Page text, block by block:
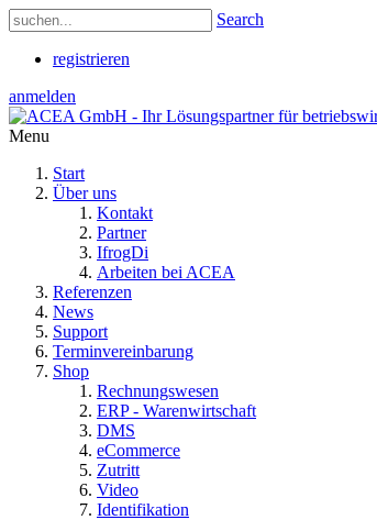
Search
registrieren
anmelden
Menu
Start
Über uns
Kontakt
Partner
IfrogDi
Arbeiten bei ACEA
Referenzen
News
Support
Terminvereinbarung
Shop
Rechnungswesen
ERP - Warenwirtschaft
DMS
eCommerce
Zutritt
Video
Identifikation